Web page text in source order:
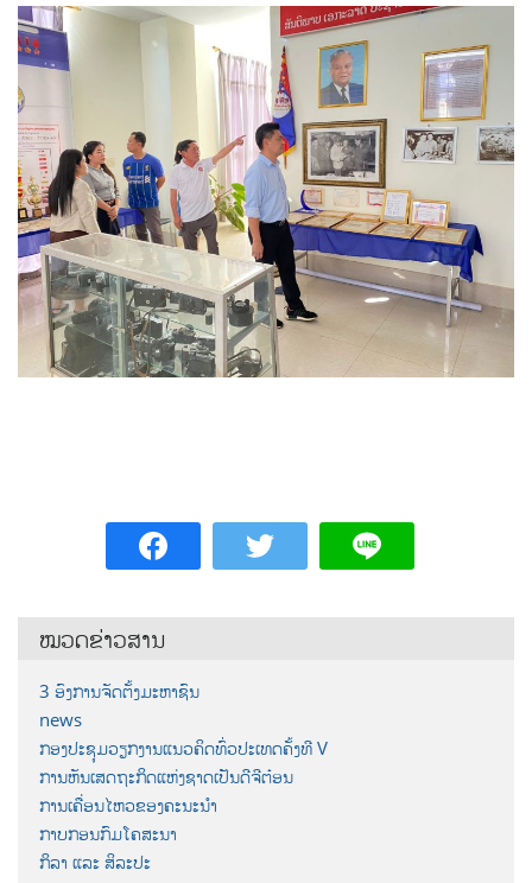
ໝວດຂ່າວສານ
3 ອົງການຈັດຕັ້ງມະຫາຊົນ
news
ກອງປະຊຸມວຽກງານແນວຄິດທົ່ວປະເທດຄັ້ງທີ V
ການຫັນເສດຖະກິດແຫ່ງຊາດເປັນດີຈີຕ໋ອນ
ການເຄື່ອນໄຫວຂອງຄະນະນຳ
ກາບກອນກົມໂຄສະນາ
ກິລາ ແລະ ສິລະປະ